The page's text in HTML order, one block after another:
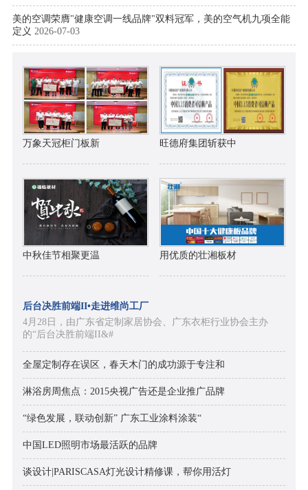
美的空调荣膺"健康空调一线品牌"双料冠军，美的空气机九项全能
定义 2026-07-03
万象天冠柜门板新 旺德府集团斩获中
中秋佳节相聚更温 用优质的壮湘板材
后台决胜前端II•走进维尚工厂
4月28日，由广东省定制家居协会、广东衣柜行业协会主办
的“后台决胜前端II&#
全屋定制存在误区，春天木门的成功源于专注和
淋浴房周焦点：2015央视广告还是企业推广品牌
“绿色发展，联动创新” 广东工业涂料涂装“
中国LED照明市场最活跃的品牌
谈设计|PARISCASA灯光设计精修课，帮你用活灯